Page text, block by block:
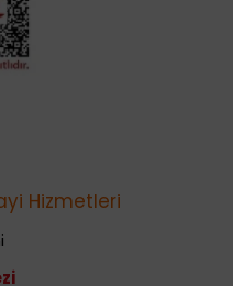
Hizmetleri